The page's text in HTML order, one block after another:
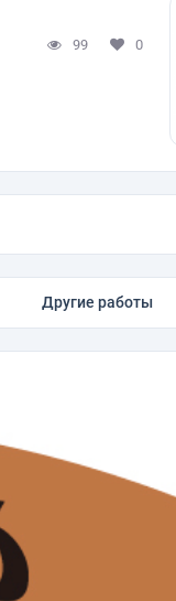
99 0
Другие работы